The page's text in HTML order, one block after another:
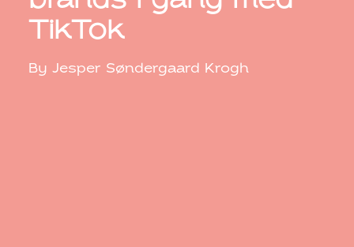
TikTok
By Jesper Søndergaard Krogh